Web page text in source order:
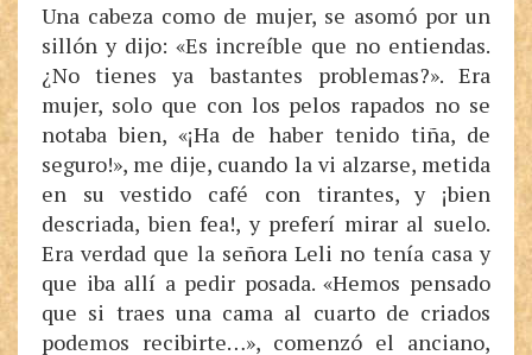
Una cabeza como de mujer, se asomó por un
sillón y dijo: «Es increíble que no entiendas.
¿No tienes ya bastantes problemas?». Era
mujer, solo que con los pelos rapados no se
notaba bien, «¡Ha de haber tenido tiña, de
seguro!», me dije, cuando la vi alzarse, metida
en su vestido café con tirantes, y ¡bien
descriada, bien fea!, y preferí mirar al suelo.
Era verdad que la señora Leli no tenía casa y
que iba allí a pedir posada. «Hemos pensado
que si traes una cama al cuarto de criados
podemos recibirte…», comenzó el anciano,